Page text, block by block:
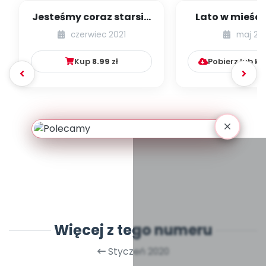
Jesteśmy coraz starsi -
zestaw
czerwiec 2021
Kup 8.99 zł
Lato w
dzieci
numer
maj
Pobierz lub
Więcej z tego numeru
Styczeń 2020